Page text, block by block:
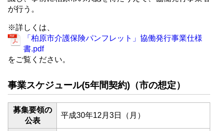
が行う。
※詳しくは、
「柏原市介護保険パンフレット」協働発行事業仕様
書.pdf
をご覧ください。
事業スケジュール(5年間契約)（市の想定）
募集要領の
公表
平成30年12月3日（月）